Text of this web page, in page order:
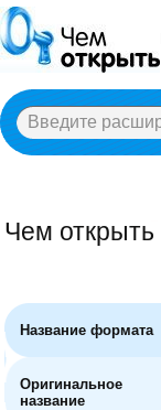
A B C E
Чем открыть
Название формата
Оригинальное
название